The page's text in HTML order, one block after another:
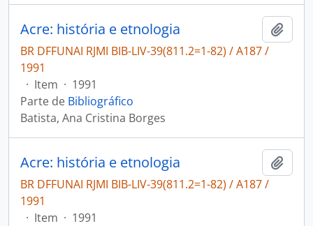
Acre: história e etnologia
BR DFFUNAI RJMI BIB-LIV-39(811.2=1-82) / A187 /
1991
· Item · 1991
Parte de Bibliográfico
Batista, Ana Cristina Borges
Acre: história e etnologia
BR DFFUNAI RJMI BIB-LIV-39(811.2=1-82) / A187 /
1991
· Item · 1991